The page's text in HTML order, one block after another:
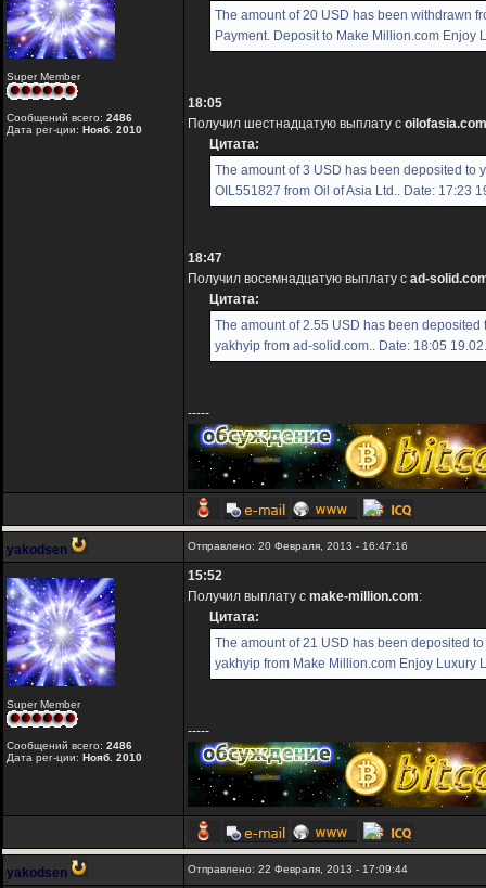
Super Member
Сообщений всего: 2486
Дата рег-ции: Нояб. 2010
The amount of 20 USD has been withdrawn
Payment. Deposit to Make Million.com Enjoy
18:05
Получил шестнадцатую выплату с oilofasia.com
Цитата:
The amount of 3 USD has been deposited to
OIL551827 from Oil of Asia Ltd.. Date: 17:23
18:47
Получил восемнадцатую выплату с ad-
Цитата:
The amount of 2.55 USD has been
yakhyip from ad-solid.com.. Date: 18:05
-----
yakodsen Отправлено: 20 Февраля, 2013 - 16:47:16
Super Member
Сообщений всего: 2486
Дата рег-ции: Нояб. 2010
15:52
Получил выплату с make-million.com:
Цитата:
The amount of 21 USD has been deposited
yakhyip from Make Million.com Enjoy Luxury
-----
yakodsen Отправлено: 22 Февраля, 2013 - 17:09:44